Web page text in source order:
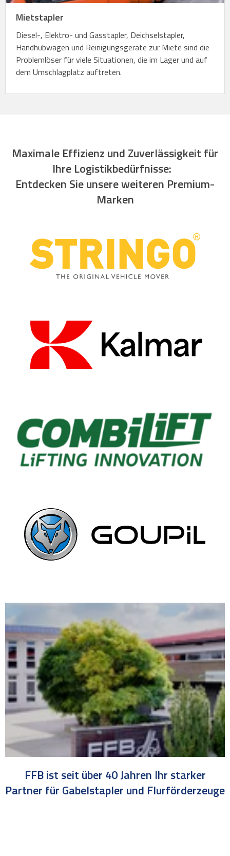
Mietstapler
Diesel-, Elektro- und Gasstapler, Deichselstapler,
Handhubwagen und Reinigungsgeräte zur Miete sind die
Problemlöser für viele Situationen, die im Lager und auf
dem Umschlagplatz auftreten.
Maximale Effizienz und Zuverlässigkeit für
Ihre Logistikbedürfnisse:
Entdecken Sie unsere weiteren Premium-
Marken
FFB ist seit über 40 Jahren Ihr starker
Partner für Gabelstapler und Flurförderzeuge